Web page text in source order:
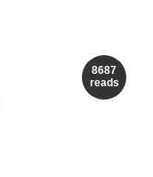
8687
reads